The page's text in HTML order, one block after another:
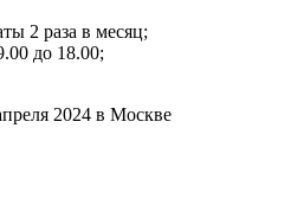
2 раза в месяц;
до 18.00;
2024 в Москве